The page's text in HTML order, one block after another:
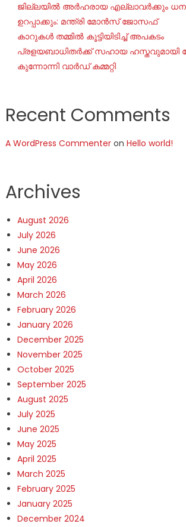
ജില്ലയില്‍ അര്‍ഹരായ എല്ലാവര്‍ക്കും
ഉറപ്പാക്കും: മന്ത്രി മോന്‍സ് ജോസഫ്
കാറുകൾ തമ്മിൽ കൂട്ടിയിടിച്ച് അപകടം
പ്രളയബാധിതർക്ക് സഹായ
കുന്നോന്നി വാർഡ് കമ്മറ്റി
Recent Comments
A WordPress Commenteron Hello world!
Archives
August 2026
July 2026
June 2026
May 2026
April 2026
March 2026
February 2026
January 2026
December 2025
November 2025
October 2025
September 2025
August 2025
July 2025
June 2025
May 2025
April 2025
March 2025
February 2025
January 2025
December 2024